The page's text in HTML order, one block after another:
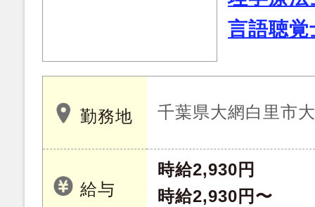
言語聴覚
勤務地 千葉県大網白里市
給与
時給2,930円
時給2,930円〜